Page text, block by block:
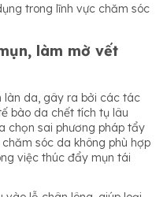
trong lĩnh vực chăm sóc
làm mờ vết
làn da, gây ra bởi các tác
bào da chết tích tụ lâu
chọn sai phương pháp tẩy
sóc da không phù hợp
việc thúc đẩy mụn tái